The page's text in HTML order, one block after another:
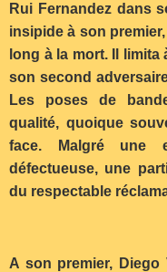
Rui Fernandez dans
insipide à son
long à la mort. Il
son second
Les poses de
qualité, quoique
face. Malgré une
défectueuse, une
du respectable
A son premier,